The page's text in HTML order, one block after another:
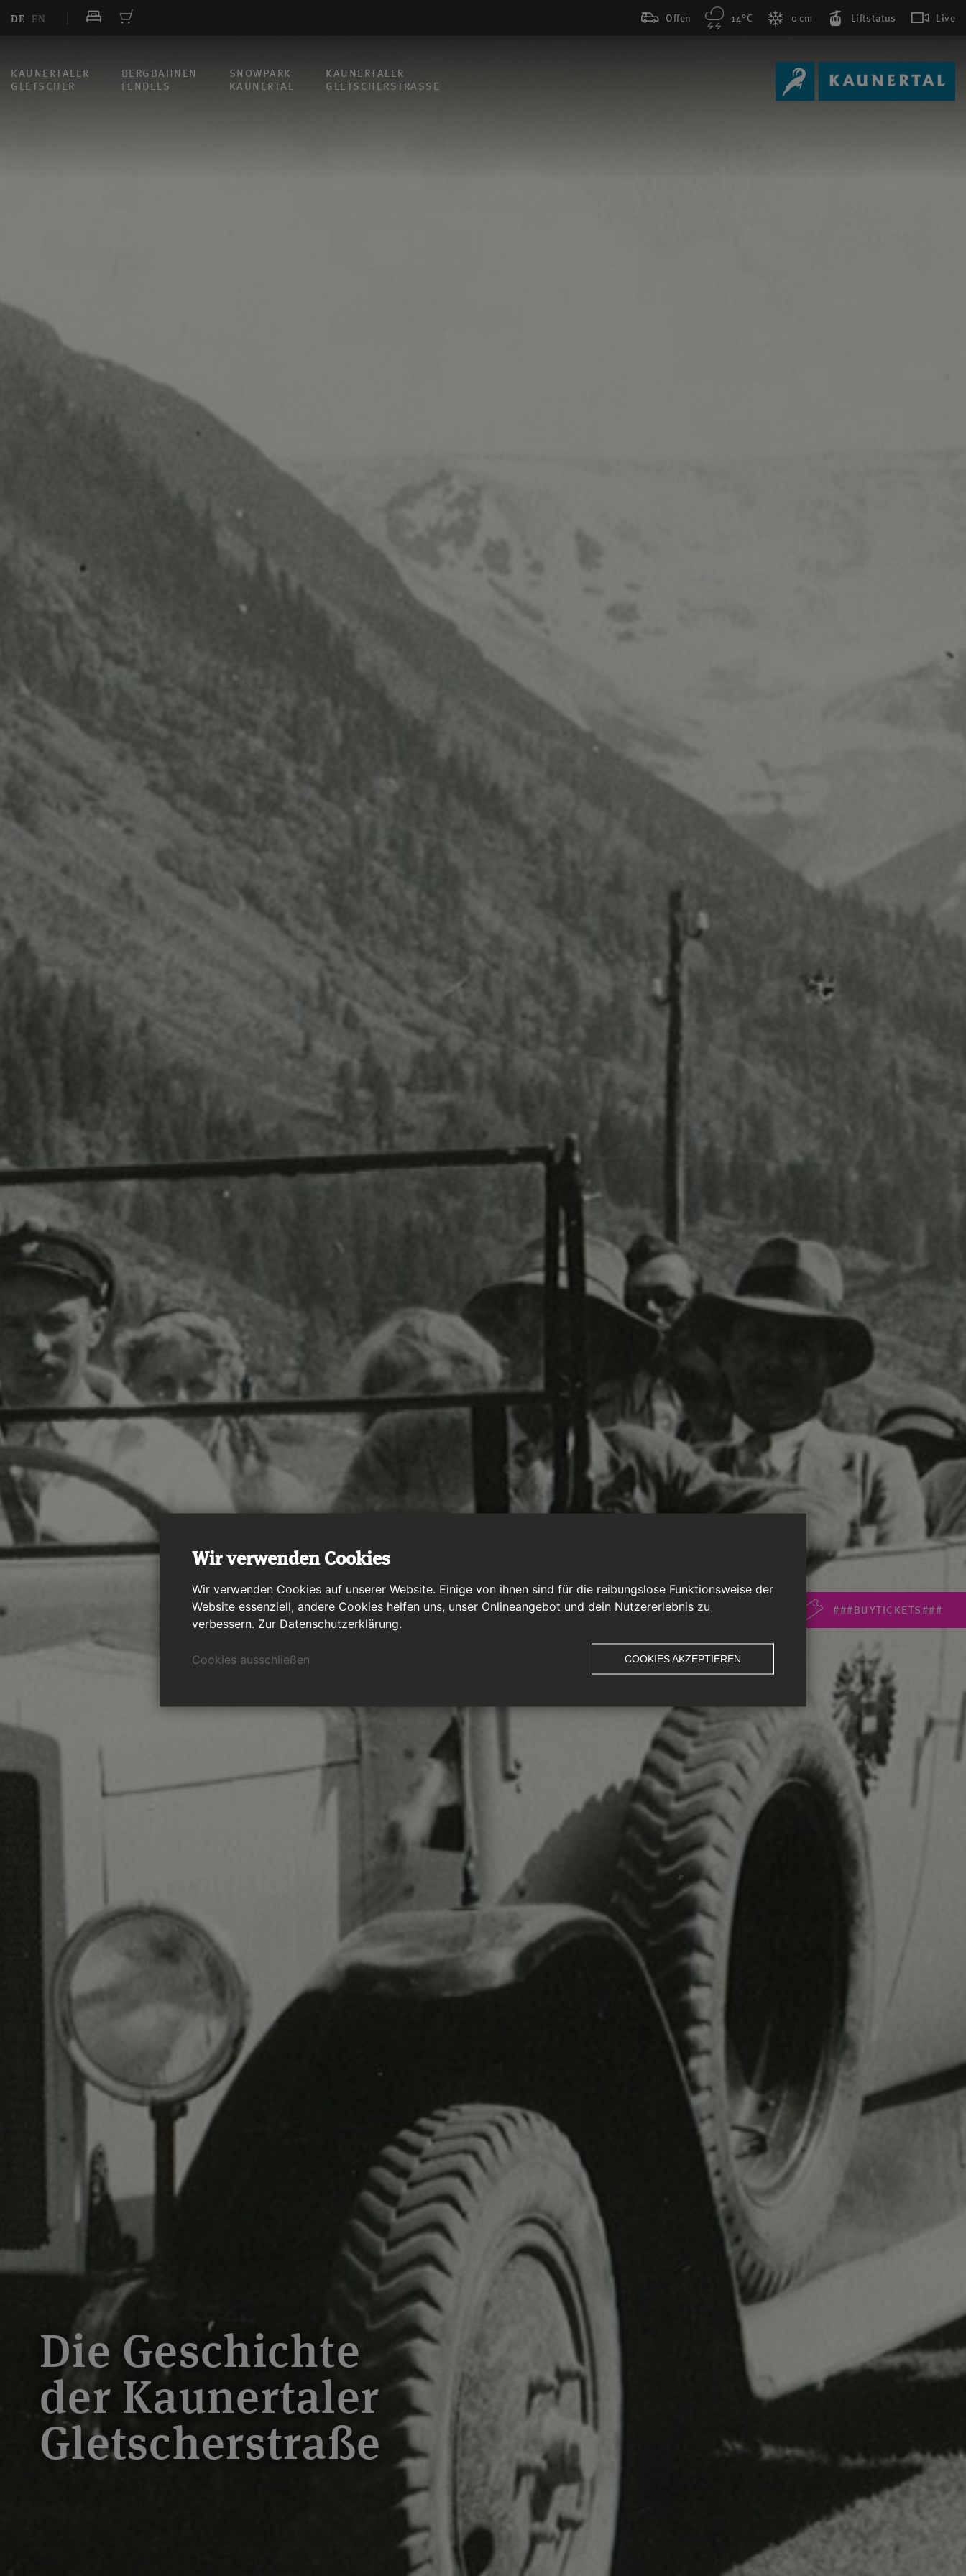
DE EN Offen 14°C 0 cm Liftstatus Live
KAUNERTALER
GLETSCHER
BERGBAHNEN
FENDELS
SNOWPARK
KAUNERTAL
KAUNERTALER
GLETSCHERSTRASSE
###BUYTICKETS###
Die Geschichte
der Kaunertaler
Gletscherstraße
Wir verwenden Cookies
Wir verwenden Cookies auf unserer Website. Einige von ihnen sind für die reibungslose Funktionsweise der
Website essenziell, andere Cookies helfen uns, unser Onlineangebot und dein Nutzererlebnis zu
verbessern. Zur Datenschutzerklärung.
COOKIES AKZEPTIEREN
Cookies ausschließen